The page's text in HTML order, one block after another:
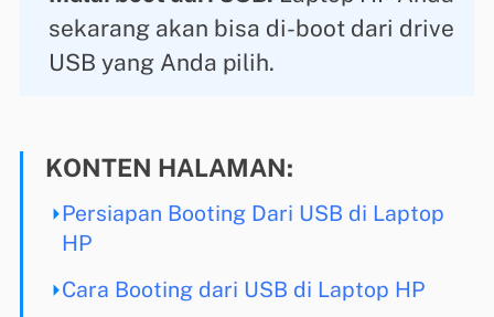
sekarang akan bisa di-boot dari drive
USB yang Anda pilih.
KONTEN HALAMAN:
Persiapan Booting Dari USB di Laptop
HP
Cara Booting dari USB di Laptop HP